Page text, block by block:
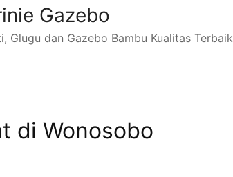
Gazebo
Glugu dan Gazebo Bambu Kualitas Terbaik
di Wonosobo